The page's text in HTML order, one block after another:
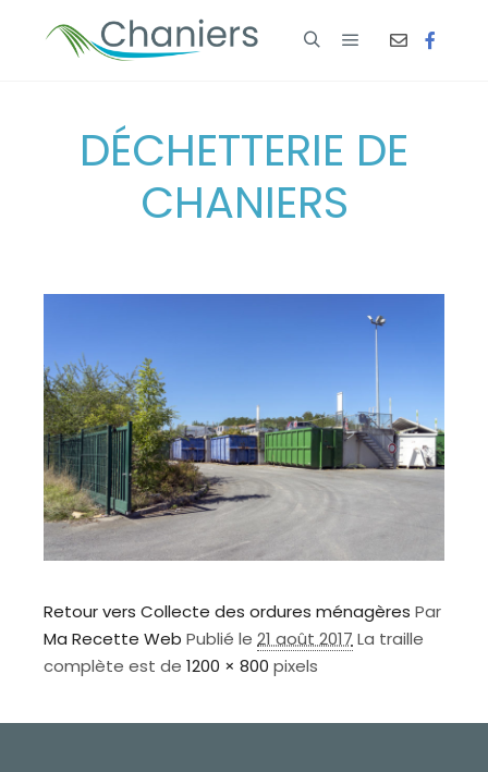
DÉCHETTERIE DE
CHANIERS
Retour vers Collecte des ordures ménagères Par
Ma Recette Web Publié le 21 août 2017La traille
complète est de 1200 × 800 pixels